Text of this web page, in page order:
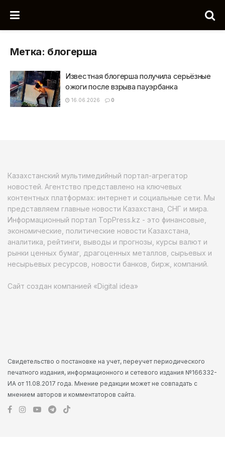
Метка: блогерша
Известная блогерша получила серьёзные
ожоги после взрыва пауэрбанка
16.06.2026 0
Казахстанский мультимедийный портал-агрегатор
новостей. Агентство представлено на ключевых
контентных платформах: интернет и социальные сети. Мы
представляем главные новости Казахстана, СНГ и мира.
Информационный портал TopPress.kz - это финансовые,
экономические, политические новости Казахстана,
аналитика, рейтинги, выводы и прогнозы, курсы валют и
рынки ценных бумаг, драгоценных металлов, сырьевых и
несырьевых ресурсов, новости банков, бирж, компаний.
Сайт создан компанией «Digital idea»
Свидетельство о постановке на учет, переучет периодического
печатного издания, информационного и сетевого издания №166332-
ИА от 11.08.2017 года. Мнение редакции может не совпадать с
мнением авторов и комментаторов сайта.